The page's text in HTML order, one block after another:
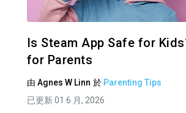
複製連接
Is Steam App Safe for
for Parents
由 Agnes W Linn 於 Parenting Tips
已更新 01 6 月, 2026